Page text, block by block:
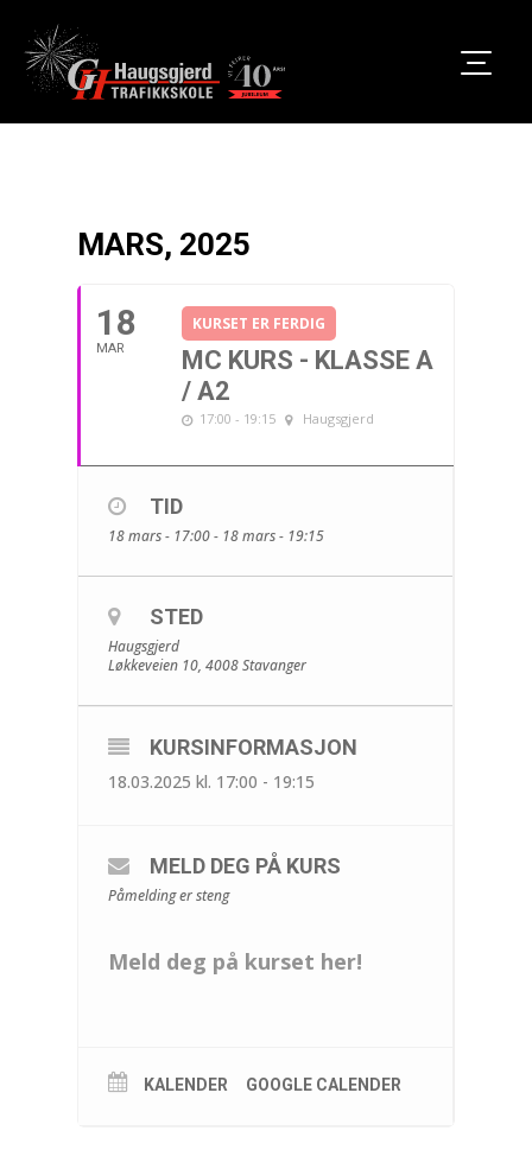
MARS, 2025
18
MAR
KURSET ER FERDIG
MC KURS - KLASSE A
/ A2
17:00 - 19:15 Haugsgjerd
TID
18 mars - 17:00 - 18 mars - 19:15
STED
Haugsgjerd
Løkkeveien 10, 4008 Stavanger
KURSINFORMASJON
18.03.2025 kl. 17:00 - 19:15
MELD DEG PÅ KURS
Påmelding er steng
Meld deg på kurset her!
KALENDER GOOGLE CALENDER